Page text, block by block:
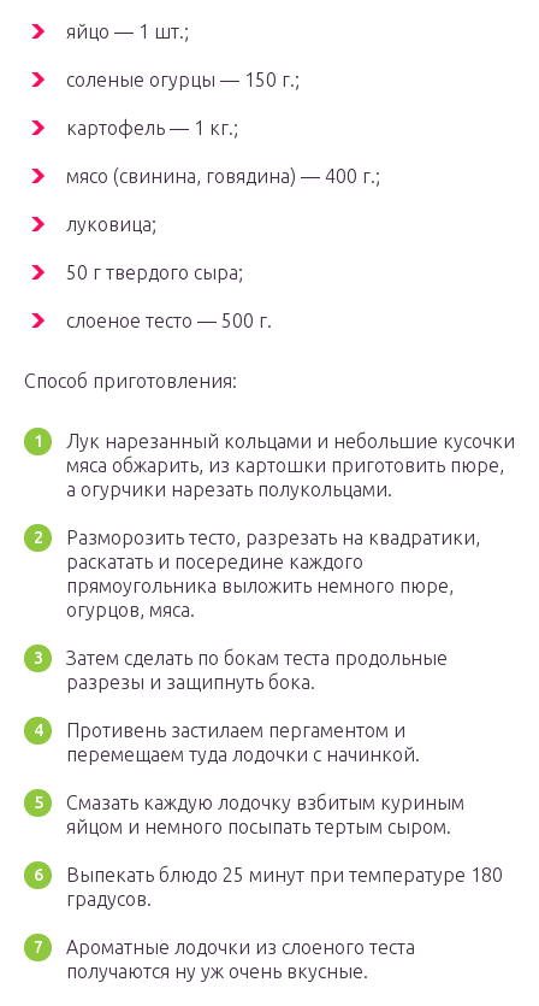
яйцо — 1 шт.;
соленые огурцы — 150 г.;
картофель — 1 кг.;
мясо (свинина, говядина) — 400 г.;
луковица;
50 г твердого сыра;
слоеное тесто — 500 г.
Способ приготовления:
Лук нарезанный кольцами и небольшие кусочки
мяса обжарить, из картошки приготовить пюре,
а огурчики нарезать полукольцами.
Разморозить тесто, разрезать на квадратики,
раскатать и посередине каждого
прямоугольника выложить немного пюре,
огурцов, мяса.
Затем сделать по бокам теста продольные
разрезы и защипнуть бока.
Противень застилаем пергаментом и
перемещаем туда лодочки с начинкой.
Смазать каждую лодочку взбитым куриным
яйцом и немного посыпать тертым сыром.
Выпекать блюдо 25 минут при температуре 180
градусов.
Ароматные лодочки из слоеного теста
получаются ну уж очень вкусные.